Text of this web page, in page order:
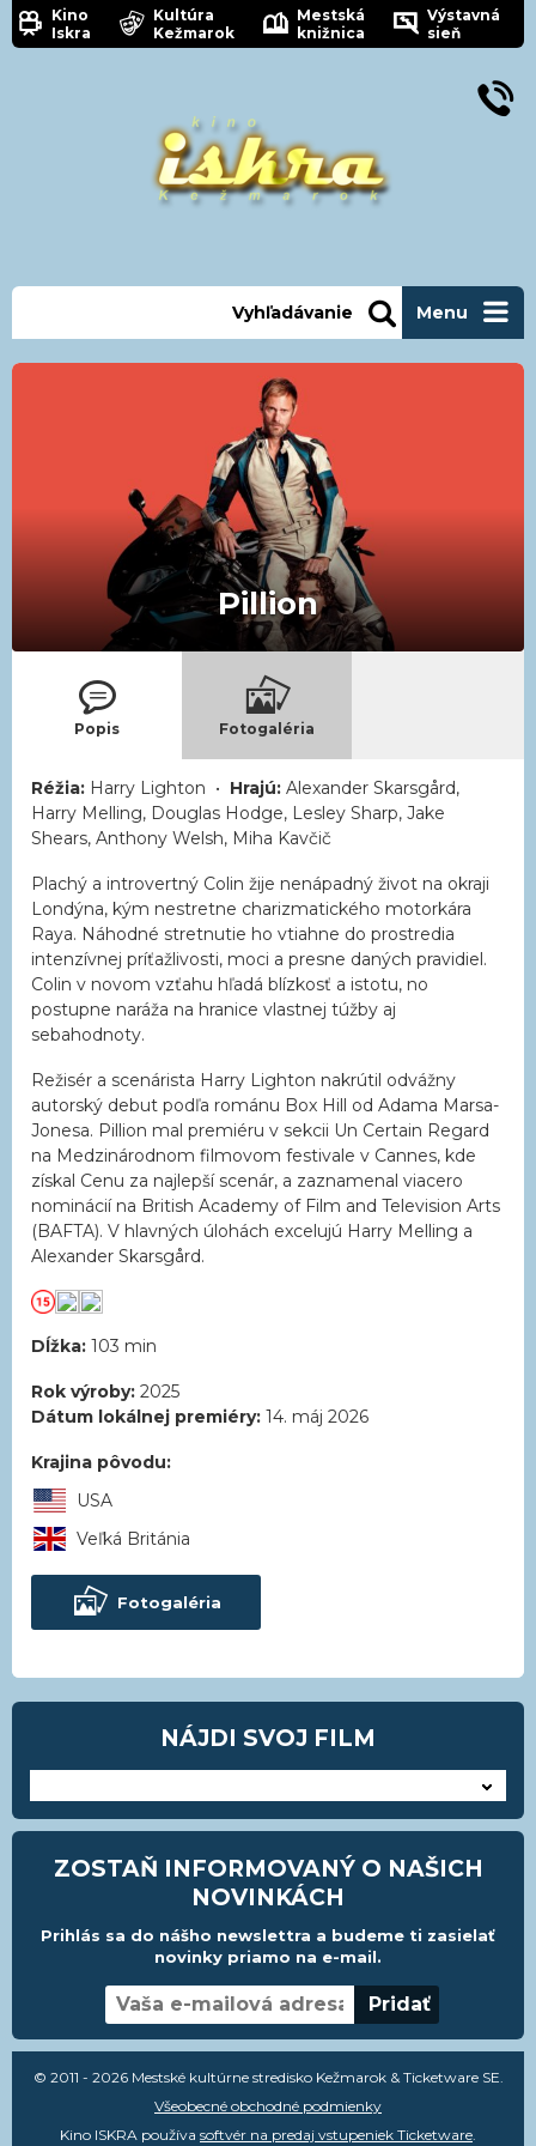
Kino
Iskra
Kultúra
Kežmarok
Mestská
knižnica
Výstavná
sieň
Menu
Vyhľadávanie
Pillion
Popis Fotogaléria
Réžia: Harry Lighton • Hrajú: Alexander Skarsgård,
Harry Melling, Douglas Hodge, Lesley Sharp, Jake
Shears, Anthony Welsh, Miha Kavčič
Plachý a introvertný Colin žije nenápadný život na okraji
Londýna, kým nestretne charizmatického motorkára
Raya. Náhodné stretnutie ho vtiahne do prostredia
intenzívnej príťažlivosti, moci a presne daných pravidiel.
Colin v novom vzťahu hľadá blízkosť a istotu, no
postupne naráža na hranice vlastnej túžby aj
sebahodnoty.
Režisér a scenárista Harry Lighton nakrútil odvážny
autorský debut podľa románu Box Hill od Adama Marsa-
Jonesa. Pillion mal premiéru v sekcii Un Certain Regard
na Medzinárodnom filmovom festivale v Cannes, kde
získal Cenu za najlepší scenár, a zaznamenal viacero
nominácií na British Academy of Film and Television Arts
(BAFTA). V hlavných úlohách excelujú Harry Melling a
Alexander Skarsgård.
Dĺžka: 103 min
Rok výroby: 2025
Dátum lokálnej premiéry: 14. máj 2026
Krajina pôvodu:
USA
Veľká Británia
Fotogaléria
NÁJDI SVOJ FILM
ZOSTAŇ INFORMOVANÝ O NAŠICH
NOVINKÁCH
Prihlás sa do nášho newslettra a budeme ti zasielať
novinky priamo na e-mail.
© 2011 - 2026 Mestské kultúrne stredisko Kežmarok & Ticketware SE.
Všeobecné obchodné podmienky
Kino ISKRA používa softvér na predaj vstupeniek Ticketware